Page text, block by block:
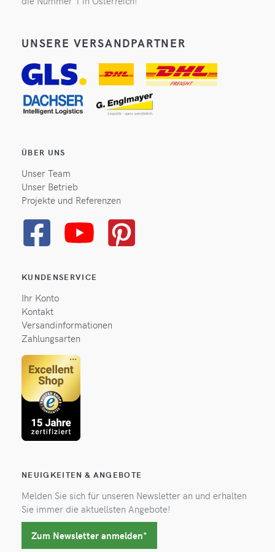
UNSERE VERSANDPARTNER
ÜBER UNS
Unser Team
Unser Betrieb
Projekte und Referenzen
KUNDENSERVICE
Ihr Konto
Kontakt
Versandinformationen
Zahlungsarten
NEUIGKEITEN & ANGEBOTE
Melden Sie sich für unseren Newsletter an und erhalten
Sie immer die aktuellsten Angebote!
Zum Newsletter anmelden*